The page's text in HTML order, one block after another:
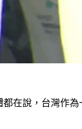
在說，台灣作